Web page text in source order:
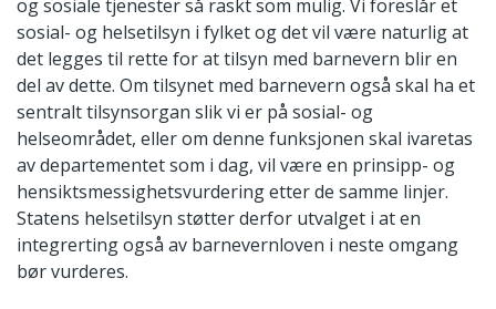
og sosiale tjenester så raskt som mulig. Vi foreslår et
sosial- og helsetilsyn i fylket og det vil være naturlig at
det legges til rette for at tilsyn med barnevern blir en
del av dette. Om tilsynet med barnevern også skal ha et
sentralt tilsynsorgan slik vi er på sosial- og
helseområdet, eller om denne funksjonen skal ivaretas
av departementet som i dag, vil være en prinsipp- og
hensiktsmessighetsvurdering etter de samme linjer.
Statens helsetilsyn støtter derfor utvalget i at en
integrerting også av barnevernloven i neste omgang
bør vurderes.